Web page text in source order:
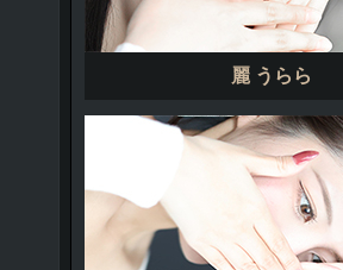
麗 うらら